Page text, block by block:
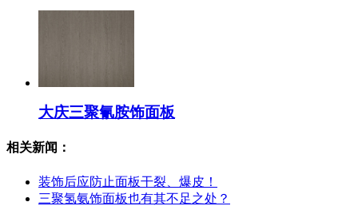
大庆三聚氰胺饰面板
相关新闻：
装饰后应防止面板干裂、爆皮！
三聚氢氨饰面板也有其不足之处？